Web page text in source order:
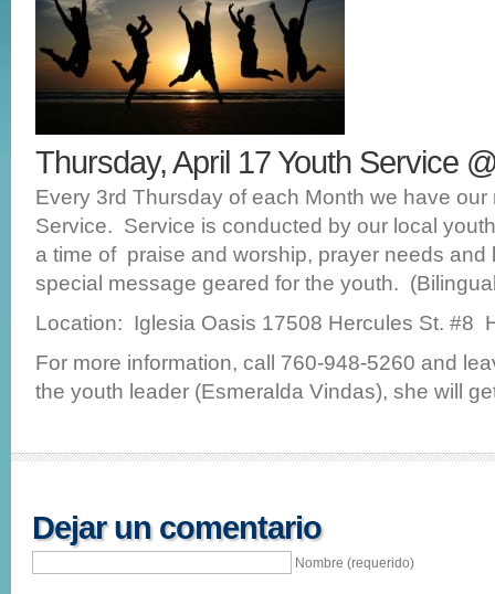
Thursday, April 17 Youth Service
Every 3rd Thursday of each Month we have our
Service. Service is conducted by our local
a time of praise and worship, prayer needs and
special message geared for the youth.
Location: Iglesia Oasis 17508 Hercules St. #8
For more information, call 760-948-5260 and
the youth leader (Esmeralda Vindas), she will
Dejar un comentario
Nombre (requerido)